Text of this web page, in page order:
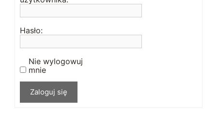
Hasło:
Nie wylogowuj
mnie
Zaloguj się